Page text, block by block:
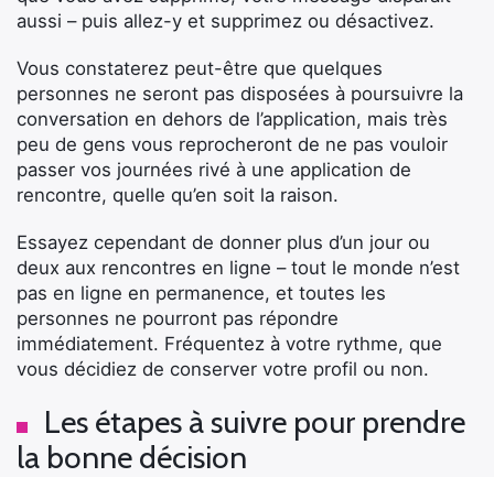
aussi – puis allez-y et supprimez ou désactivez.
Vous constaterez peut-être que quelques
personnes ne seront pas disposées à poursuivre la
conversation en dehors de l’application, mais très
peu de gens vous reprocheront de ne pas vouloir
passer vos journées rivé à une application de
rencontre, quelle qu’en soit la raison.
Essayez cependant de donner plus d’un jour ou
deux aux rencontres en ligne – tout le monde n’est
pas en ligne en permanence, et toutes les
personnes ne pourront pas répondre
immédiatement. Fréquentez à votre rythme, que
vous décidiez de conserver votre profil ou non.
Les étapes à suivre pour prendre
la bonne décision